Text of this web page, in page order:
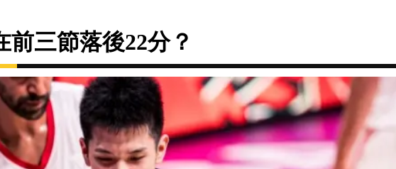
前三節落後22分？